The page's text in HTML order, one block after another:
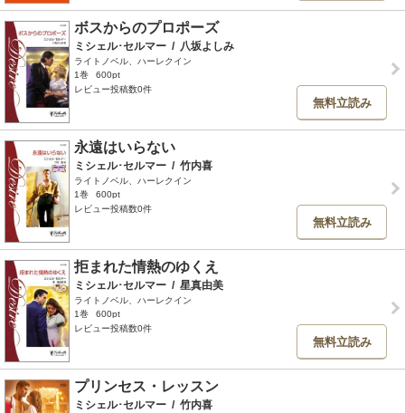
ボスからのプロポーズ
ミシェル･セルマー / 八坂よしみ
ライトノベル、ハーレクイン
1巻
600pt
レビュー投稿数0件
無料立読み
永遠はいらない
ミシェル･セルマー / 竹内喜
ライトノベル、ハーレクイン
1巻
600pt
レビュー投稿数0件
無料立読み
拒まれた情熱のゆくえ
ミシェル･セルマー / 星真由美
ライトノベル、ハーレクイン
1巻
600pt
レビュー投稿数0件
無料立読み
プリンセス・レッスン
ミシェル･セルマー / 竹内喜